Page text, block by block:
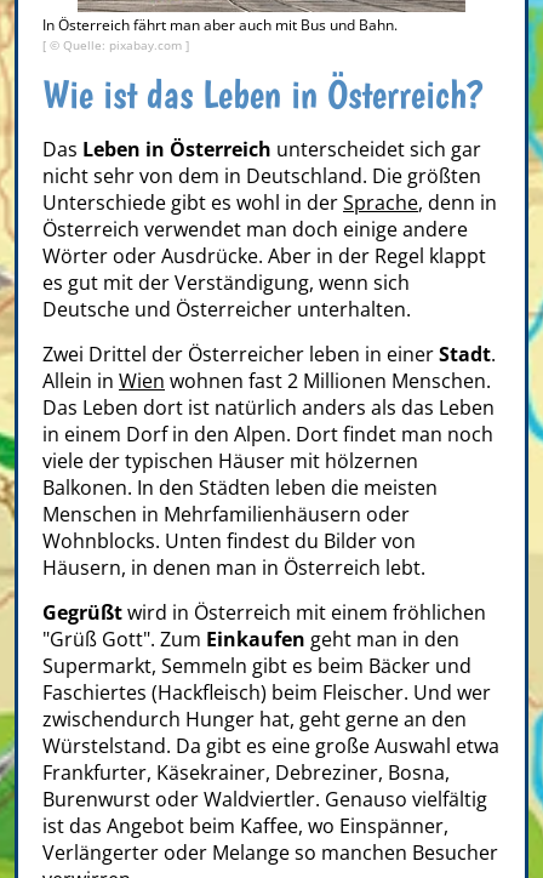
In Österreich fährt man aber auch mit Bus und Bahn.
[ © Quelle: pixabay.com ]
Wie ist das Leben in Österreich?
Das Leben in Österreich unterscheidet sich gar
nicht sehr von dem in Deutschland. Die größten
Unterschiede gibt es wohl in derSprache, denn in
Österreich verwendet man doch einige andere
Wörter oder Ausdrücke. Aber in der Regel klappt
es gut mit der Verständigung, wenn sich
Deutsche und Österreicher unterhalten.
Zwei Drittel der Österreicher leben in einerStadt.
Allein in Wien wohnen fast 2 Millionen Menschen.
Das Leben dort ist natürlich anders als das Leben
in einem Dorf in den Alpen. Dort findet man noch
viele der typischen Häuser mit hölzernen
Balkonen. In den Städten leben die meisten
Menschen in Mehrfamilienhäusern oder
Wohnblocks. Unten findest du Bilder von
Häusern, in denen man in Österreich lebt.
Gegrüßtwird in Österreich mit einem fröhlichen
"Grüß Gott". Zum Einkaufen geht man in den
Supermarkt, Semmeln gibt es beim Bäcker und
Faschiertes (Hackfleisch) beim Fleischer. Und wer
zwischendurch Hunger hat, geht gerne an den
Würstelstand. Da gibt es eine große Auswahl etwa
Frankfurter, Käsekrainer, Debreziner, Bosna,
Burenwurst oder Waldviertler. Genauso vielfältig
ist das Angebot beim Kaffee, wo Einspänner,
Verlängerter oder Melange so manchen Besucher